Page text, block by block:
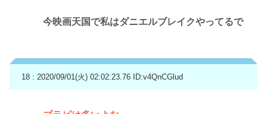
今映画天国で私はダニエルブレイクやってるで
18 : 2020/09/01(火) 02:02:23.76 ID:v4QnCGlud